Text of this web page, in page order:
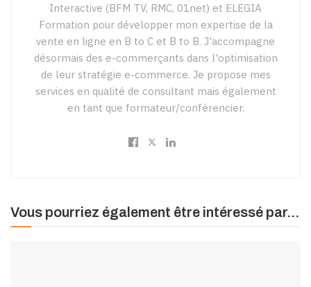
Interactive (BFM TV, RMC, 01net) et ELEGIA
Formation pour développer mon expertise de la
vente en ligne en B to C et B to B. J'accompagne
désormais des e-commerçants dans l'optimisation
de leur stratégie e-commerce. Je propose mes
services en qualité de consultant mais également
en tant que formateur/conférencier.
Vous pourriez également être intéressé par...